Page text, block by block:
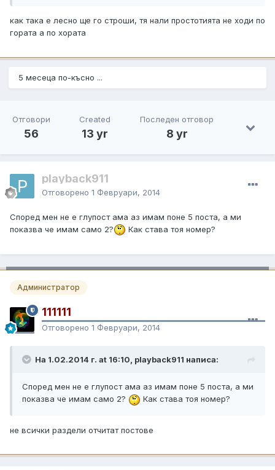
как така е лесно ще го строши, тя нали простотията не ходи по
гората а по хората
5 месеца по-късно ...
Отговори
56
Created
13 yr
Последен отговор
8 yr
playback911
Отговорено 1 Февруари, 2014
Според мен не е глупост ама аз имам поне 5 поста, а ми
показва че имам само 2?
Как става тоя номер?
Администратор
111111
Отговорено 1 Февруари, 2014
На 1.02.2014 г. at 16:10, playback911 написа:
Според мен не е глупост ама аз имам поне 5 поста, а ми
показва че имам само 2?
Как става тоя номер?
не всички раздели отчитат постове